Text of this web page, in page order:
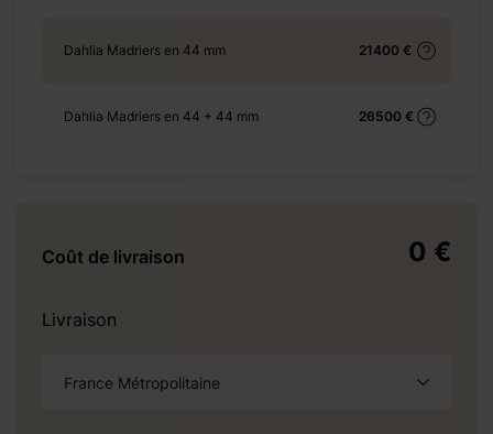
Dahlia Madriers en 44 mm 21400 €
Dahlia Madriers en 44 + 44 mm 26500 €
Coût de livraison 0 €
Livraison
France Métropolitaine
+ 1104 €